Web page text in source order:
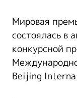
Мировая
состоялась в
конкурсной
Beijing